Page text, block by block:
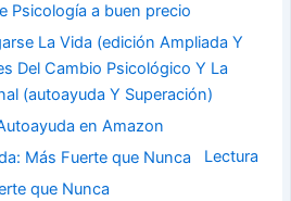
Psicología a buen precio
en Amazon
Lectura
que Nunca